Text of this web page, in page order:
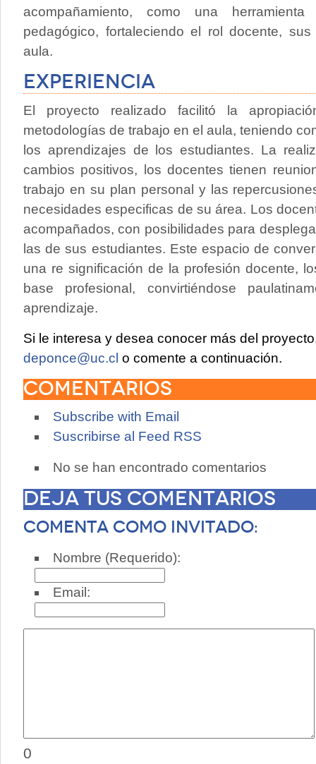
acompañamiento, como una
pedagógico, fortaleciendo el rol docente,
aula.
Experiencia
El proyecto realizado facilitó la
metodologías de trabajo en el aula, teniendo
los aprendizajes de los estudiantes. La
cambios positivos, los docentes tienen
trabajo en su plan personal y las
necesidades especificas de su área. Los
acompañados, con posibilidades para
las de sus estudiantes. Este espacio de
una re significación de la profesión docente,
base profesional, convirtiéndose
aprendizaje.
Si le interesa y desea conocer más del
deponce@uc.cl o comente a continuación.
Comentarios
Subscribe with Email
Suscribirse al Feed RSS
No se han encontrado comentarios
Deja tus comentarios
Comenta como invitado:
Nombre (Requerido):
Email:
0